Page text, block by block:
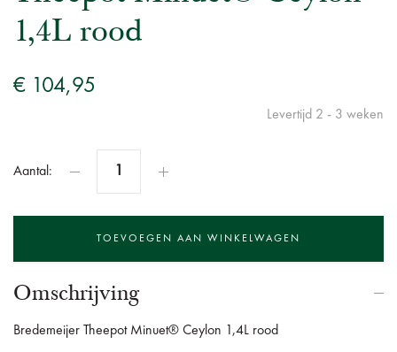
1,4L rood
€ 104,95
Levertijd 2 - 3 weken
Aantal:
Omschrijving
Bredemeijer Theepot Minuet® Ceylon 1,4L rood